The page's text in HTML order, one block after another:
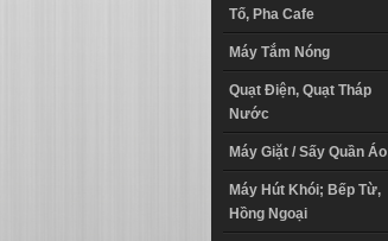
Tố, Pha Cafe
Máy Tắm Nóng
Quạt Điện, Quạt Tháp
Nước
Máy Giặt / Sấy Quần Áo
Máy Hút Khói; Bếp Từ,
Hồng Ngoại